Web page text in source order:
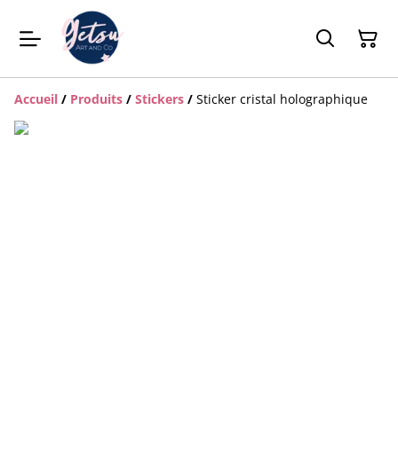
Accueil / Produits / Stickers / Sticker cristal holographique